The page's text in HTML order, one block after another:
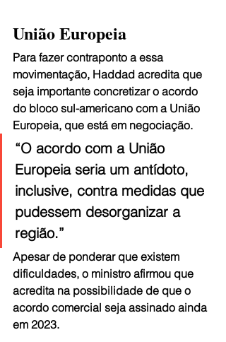
União Europeia
Para fazer contraponto a essa
movimentação, Haddad acredita que
seja importante concretizar o acordo
do bloco sul-americano com a União
Europeia, que está em negociação.
“O acordo com a União
Europeia seria um antídoto,
inclusive, contra medidas que
pudessem desorganizar a
região.”
Apesar de ponderar que existem
dificuldades, o ministro afirmou que
acredita na possibilidade de que o
acordo comercial seja assinado ainda
em 2023.